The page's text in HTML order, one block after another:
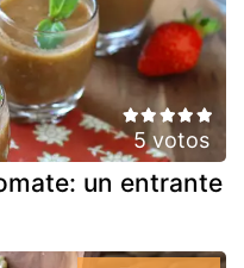
5 votos
un entrante